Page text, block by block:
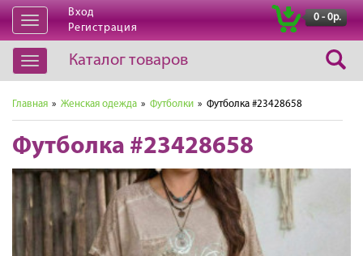
Открыть
навигацию
Вход
Регистрация
0 - 0р.
Открыть
навигацию
Каталог товаров
Главная » Женская одежда » Футболки » Футболка #23428658
Футболка #23428658